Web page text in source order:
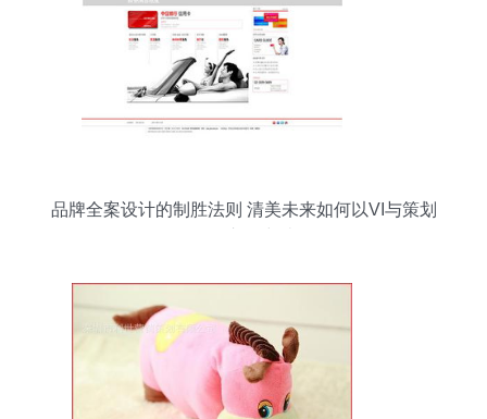
品牌全案设计的制胜法则 清美未来如何以VI与策划